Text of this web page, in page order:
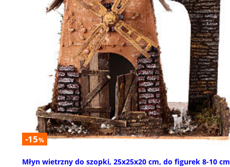
-15%
Młyn wietrzny do szopki, 25x25x20 cm, do figurek 8-10 cm